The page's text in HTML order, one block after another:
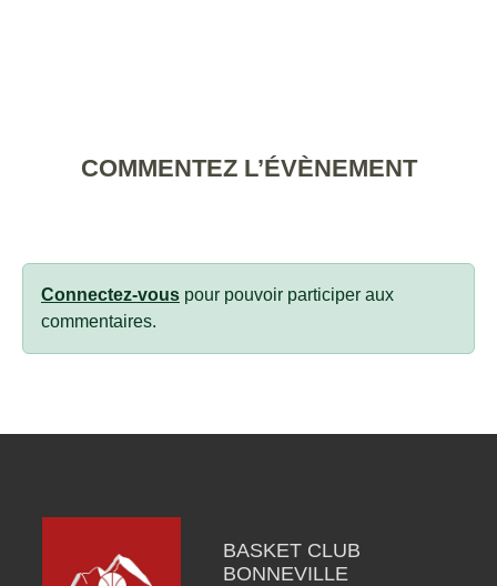
COMMENTEZ L’ÉVÈNEMENT
Connectez-vous pour pouvoir participer aux
commentaires.
BASKET CLUB
BONNEVILLE